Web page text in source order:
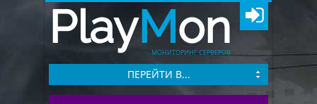
PlayMon
МОНИТОРИНГ СЕРВЕРОВ
ПЕРЕЙТИ В...